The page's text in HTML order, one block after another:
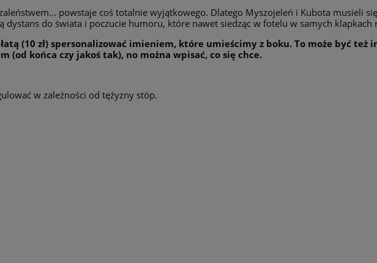
powstaje coś totalnie wyjątkowego. Dlatego Myszojeleń i Kubota musieli
dystans do świata i poczucie humoru, które nawet siedząc w fotelu w samych klapkach
(10 zł) spersonalizować imieniem, które umieścimy z boku. To może być
(od końca czy jakoś tak), no można wpisać, co się chce.
w zależności od tężyzny stóp.